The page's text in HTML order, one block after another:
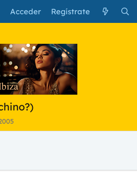
Acceder Regístrate